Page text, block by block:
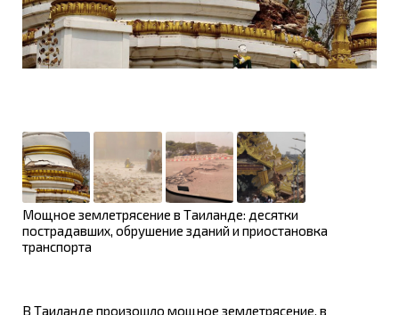
Мощное землетрясение в Таиланде: десятки
пострадавших, обрушение зданий и приостановка
транспорта
В Таиланде произошло мощное землетрясение, в